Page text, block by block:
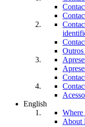
Outros
English
Where
About